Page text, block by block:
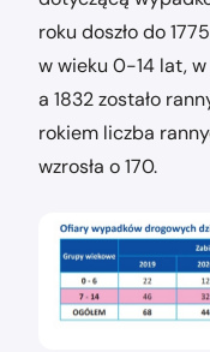
roku doszło do
w wieku 0-14 lat,
a 1832 zostało
rokiem liczba
wzrosła o 170.